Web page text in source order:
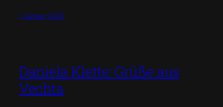
7. Januar 2026
Daniela Klette: Grüße aus
Vechta